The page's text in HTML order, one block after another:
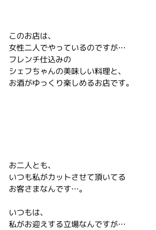
このお店は、
女性二人でやっているのですが…
フレンチ仕込みの
シェフちゃんの美味しい料理と、
お酒がゆっくり楽しめるお店です。
お二人とも、
いつも私がカットさせて頂いてる
お客さまなんです…。
いつもは、
私がお迎えする立場なんですが…